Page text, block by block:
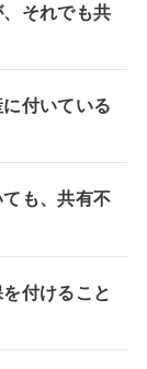
それでも共
付いている
も、共有不
付けること